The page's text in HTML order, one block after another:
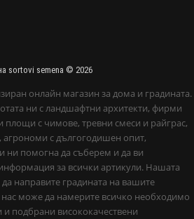
sortovi semena © 2026
онлайн магазин за дома и градината.
ни с ландшафтни архитекти, фирми
площи с чимове, тревни смеси и райграс,
агрономи с дългогодишен опит,
ни помогна да съберем и да ви
за всички артикули. Нашата
направите градината на вашите
може да намерите всичко необходимо
и подбрани висококачествени